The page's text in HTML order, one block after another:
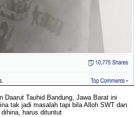
Daarut Tauhid Bandung, Jawa Barat ini
tak jadi masalah tapi bila Alloh SWT dan
dihina, harus dituntut